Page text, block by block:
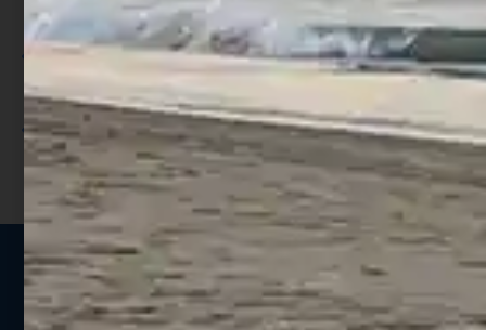
punti;
Utilizza i punti per ricevere uno
sconto;
I punti sono indicati nella pagina
prodotto;
Seguici sui social